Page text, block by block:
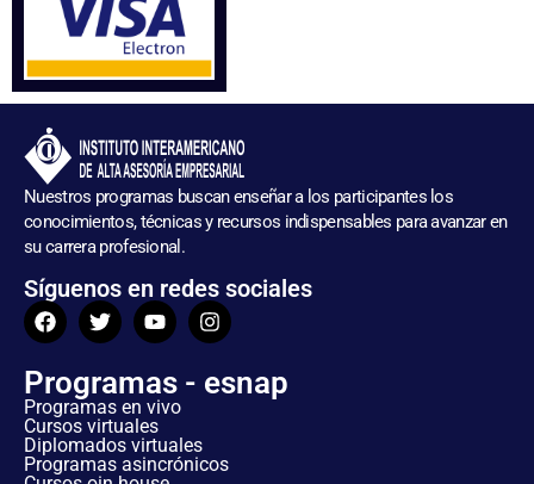
Nuestros programas buscan enseñar a los participantes los
conocimientos, técnicas y recursos indispensables para avanzar en
su carrera profesional.
Síguenos en redes sociales
Programas - esnap
Programas en vivo
Cursos virtuales
Diplomados virtuales
Programas asincrónicos